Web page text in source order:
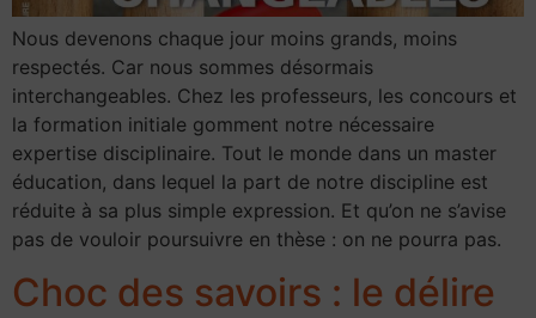
Nous devenons chaque jour moins grands, moins
respectés. Car nous sommes désormais
interchangeables. Chez les professeurs, les concours et
la formation initiale gomment notre nécessaire
expertise disciplinaire. Tout le monde dans un master
éducation, dans lequel la part de notre discipline est
réduite à sa plus simple expression. Et qu’on ne s’avise
pas de vouloir poursuivre en thèse : on ne pourra pas.
Choc des savoirs : le délire